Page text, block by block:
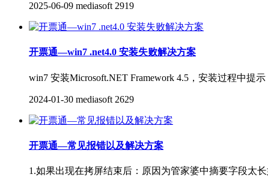
2025-06-09 mediasoft 2919
开票通—win7 .net4.0 安装失败解决方案
win7 安装Microsoft.NET Framework 4.5，安装过程中
2024-01-30 mediasoft 2629
开票通—常见报错以及解决方案
1.如果出现在拷屏结束后：原因为管家婆中摘要字段太